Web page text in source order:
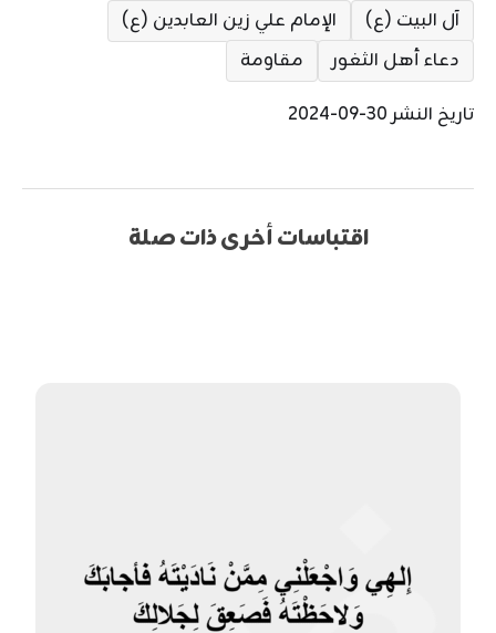
آل البيت (ع)
الإمام علي زين العابدين (ع)
دعاء أهل الثغور
مقاومة
تاريخ النشر 30-09-2024
اقتباسات أخرى ذات صلة